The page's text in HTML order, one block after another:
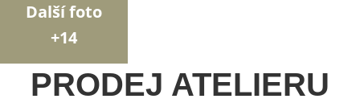
Další foto
+14
PRODEJ ATELIERU